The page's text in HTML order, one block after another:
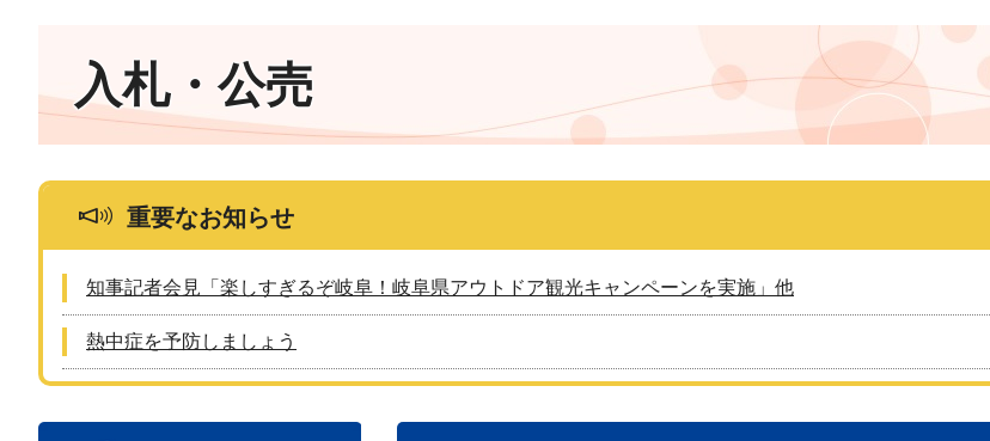
入札・公売
重要なお知らせ
知事記者会見「楽しすぎるぞ岐阜！岐阜県アウトドア観光キャンペーンを実施」他
熱中症を予防しましょう